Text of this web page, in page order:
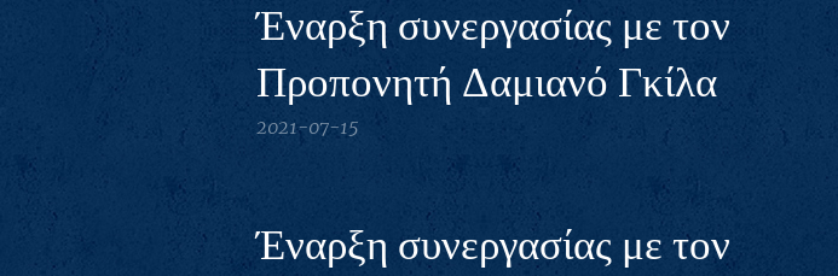
Έναρξη συνεργασίας με τον
Προπονητή Δαμιανό Γκίλα
2021-07-15
Έναρξη συνεργασίας με τον